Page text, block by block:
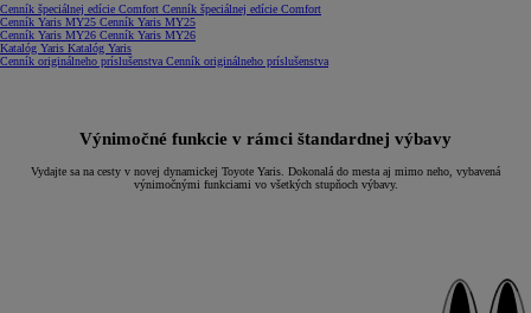
Cenník špeciálnej edície Comfort Cenník špeciálnej edície Comfort(Opens in new window)
Cenník Yaris MY25 Cenník Yaris MY25(Opens in new window)
Cenník Yaris MY26 Cenník Yaris MY26(Opens in new window)
Katalóg Yaris Katalóg Yaris
Cenník originálneho príslušenstva Cenník originálneho príslušenstva(Opens in new window)
Výnimočné funkcie v rámci štandardnej výbavy
Vydajte sa na cesty v novej dynamickej Toyote Yaris. Dokonalá do mesta aj mimo neho, vybavená
výnimočnými funkciami vo všetkých stupňoch výbavy.